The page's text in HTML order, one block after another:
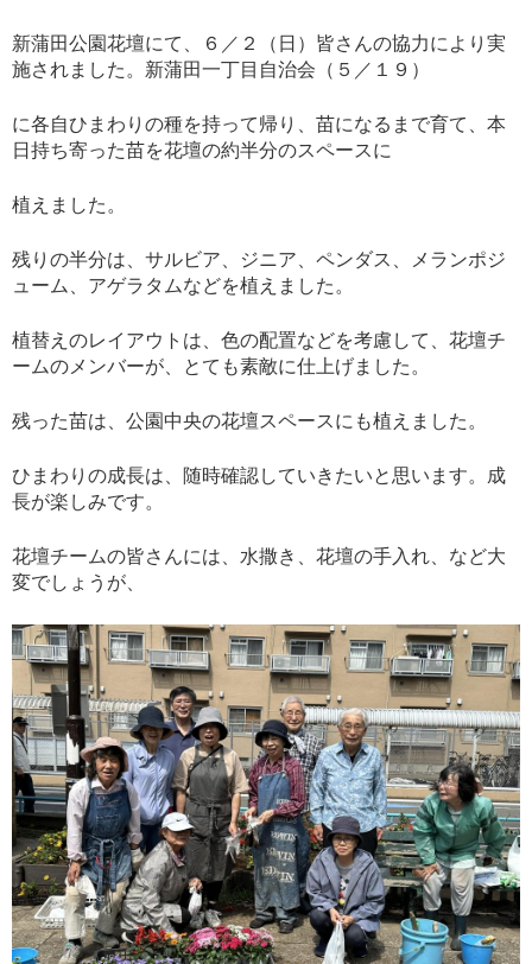
新蒲田公園花壇にて、６／２（日）皆さんの協力により実
施されました。新蒲田一丁目自治会（５／１９）
に各自ひまわりの種を持って帰り、苗になるまで育て、本
日持ち寄った苗を花壇の約半分のスペースに
植えました。
残りの半分は、サルビア、ジニア、ペンダス、メランポジ
ューム、アゲラタムなどを植えました。
植替えのレイアウトは、色の配置などを考慮して、花壇チ
ームのメンバーが、とても素敵に仕上げました。
残った苗は、公園中央の花壇スペースにも植えました。
ひまわりの成長は、随時確認していきたいと思います。成
長が楽しみです。
花壇チームの皆さんには、水撒き、花壇の手入れ、など大
変でしょうが、